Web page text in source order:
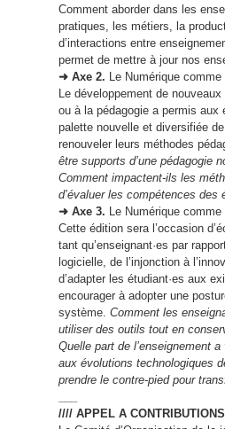
Comment aborder dans les
pratiques, les métiers, la
d’interactions entre
permet de mettre à jour nos
➜ Axe 2. Le Numérique
Le développement de
ou à la pédagogie a permis aux
palette nouvelle et diversifiée
renouveler leurs méthodes
être supports d’une pédagogie
Comment impactent-ils les
d’évaluer les compétences des
➜ Axe 3. Le Numérique
Cette édition sera l’occasion
tant qu’enseignant·es par
logicielle, de l’injonction à
d’adapter les étudiant·es aux
encourager à adopter une
système. Comment les
utiliser des outils tout en
Quelle part de l’enseignement
aux évolutions technologiques
prendre le contre-pied pour
//// APPEL A CONTRIBUTIONS